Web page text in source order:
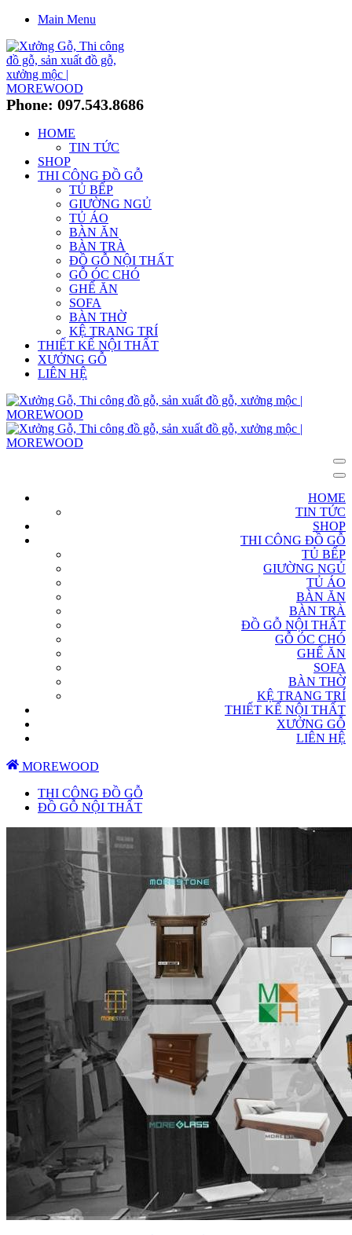
Main Menu
Phone: 097.543.8686
HOME
TIN TỨC
SHOP
THI CÔNG ĐỒ GỖ
TỦ BẾP
GIƯỜNG NGỦ
TỦ ÁO
BÀN ĂN
BÀN TRÀ
ĐỒ GỖ NỘI THẤT
GỖ ÓC CHÓ
GHẾ ĂN
SOFA
BÀN THỜ
KỆ TRANG TRÍ
THIẾT KẾ NỘI THẤT
XƯỞNG GỖ
LIÊN HỆ
HOME
TIN TỨC
SHOP
THI CÔNG ĐỒ GỖ
TỦ BẾP
GIƯỜNG NGỦ
TỦ ÁO
BÀN ĂN
BÀN TRÀ
ĐỒ GỖ NỘI THẤT
GỖ ÓC CHÓ
GHẾ ĂN
SOFA
BÀN THỜ
KỆ TRANG TRÍ
THIẾT KẾ NỘI THẤT
XƯỞNG GỖ
LIÊN HỆ
MOREWOOD
THI CÔNG ĐỒ GỖ
ĐỒ GỖ NỘI THẤT